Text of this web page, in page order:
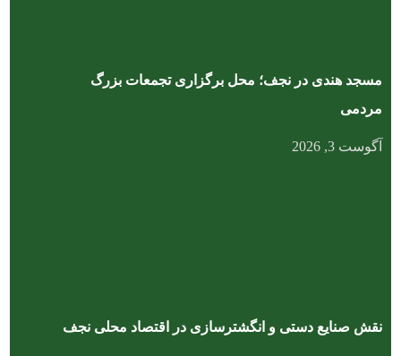
مسجد هندی در نجف؛ محل برگزاری تجمعات بزرگ
مردمی
آگوست 3, 2026
نقش صنایع دستی و انگشترسازی در اقتصاد محلی نجف